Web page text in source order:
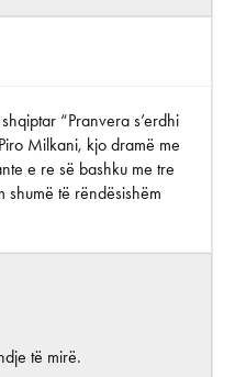
“Pranvera s’erdhi
Milkani, kjo dramë me
e re së bashku me tre
shumë të rëndësishëm
të mirë.